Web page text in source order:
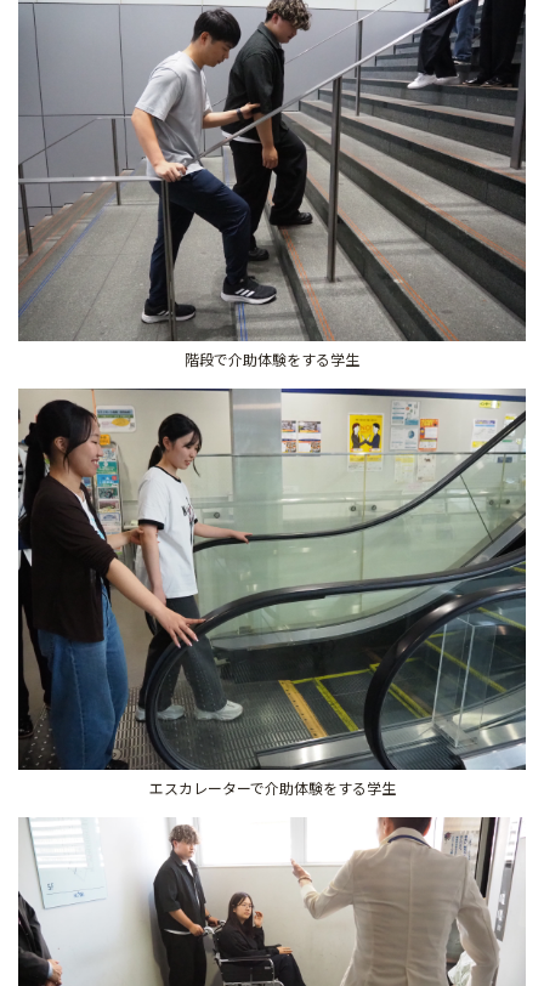
階段で介助体験をする学生
エスカレーターで介助体験をする学生